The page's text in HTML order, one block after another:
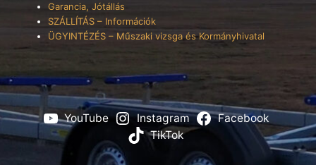
Garancia, Jótállás
SZÁLLÍTÁS – Információk
ÜGYINTÉZÉS – Műszaki vizsga és Kormányhivatal
YouTube Instagram
Facebook
TikTok